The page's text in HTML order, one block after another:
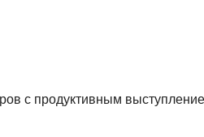
с продуктивным